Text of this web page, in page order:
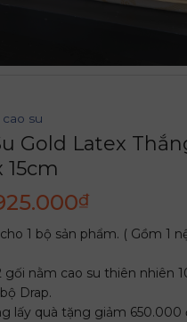
cao su
Gold Latex
15cm
₫Giá
hiện
tại
là:
1 bộ sản phẩm. ( Gồm 1
nằm cao su thiên nhiên
Drap.
lấy quà tặng giảm 650.000